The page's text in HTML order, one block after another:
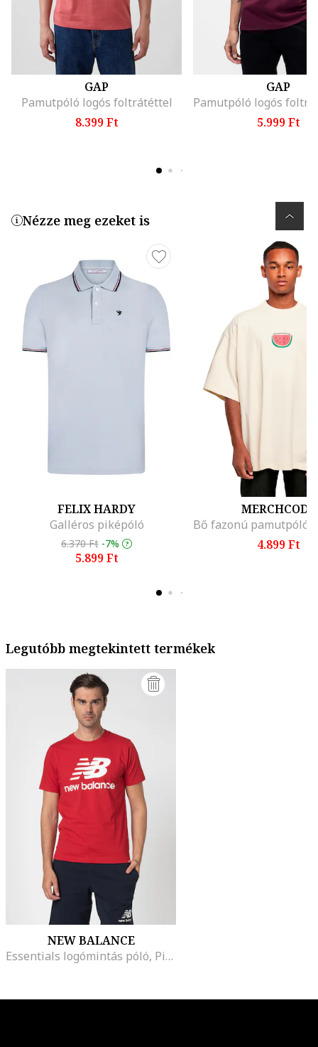
GAP
Pamutpóló logós foltrátéttel
8.399 Ft
GAP
5.999 Ft
Nézze meg ezeket is
FELIX HARDY
Galléros piképóló
6.370 Ft -7%
5.899 Ft
MERCHCODE
4.899 Ft
Legutóbb megtekintett termékek
NEW BALANCE
Essentials logómintás póló, Piros